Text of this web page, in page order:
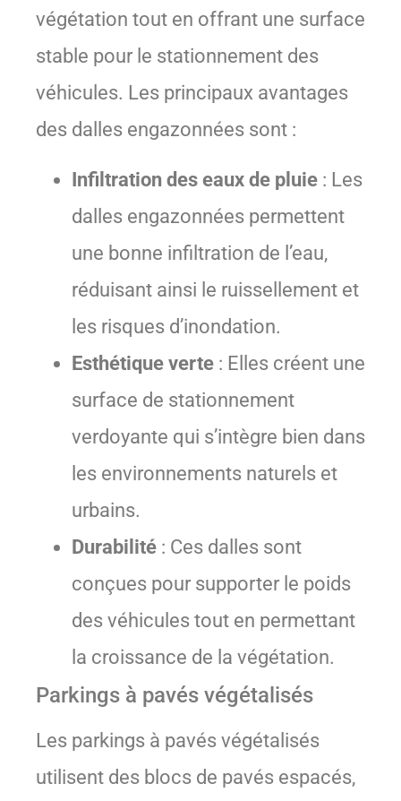
végétation tout en offrant une surface
stable pour le stationnement des
véhicules. Les principaux avantages
des dalles engazonnées sont :
Infiltration des eaux de pluie : Les
dalles engazonnées permettent
une bonne infiltration de l’eau,
réduisant ainsi le ruissellement et
les risques d’inondation.
Esthétique verte : Elles créent une
surface de stationnement
verdoyante qui s’intègre bien dans
les environnements naturels et
urbains.
Durabilité : Ces dalles sont
conçues pour supporter le poids
des véhicules tout en permettant
la croissance de la végétation.
Parkings à pavés végétalisés
Les parkings à pavés végétalisés
utilisent des blocs de pavés espacés,